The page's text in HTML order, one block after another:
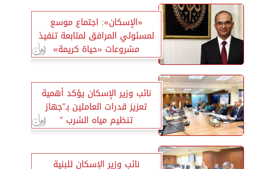
‫«الإسكان»: اجتماع موسع
لمسئولي المرافق لمتابعة تنفيذ
مشروعات «حياة كريمة»
نائب وزير الإسكان يؤكد أهمية
تعزيز قدرات العاملين بـ”جهاز
تنظيم مياه الشرب ”
نائب وزير الإسكان للبنية